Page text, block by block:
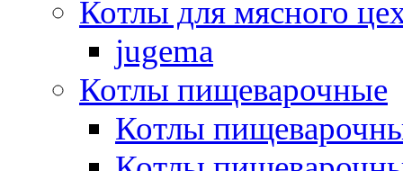
Котлы для мясного
jugema
Котлы пищеварочные
Котлы